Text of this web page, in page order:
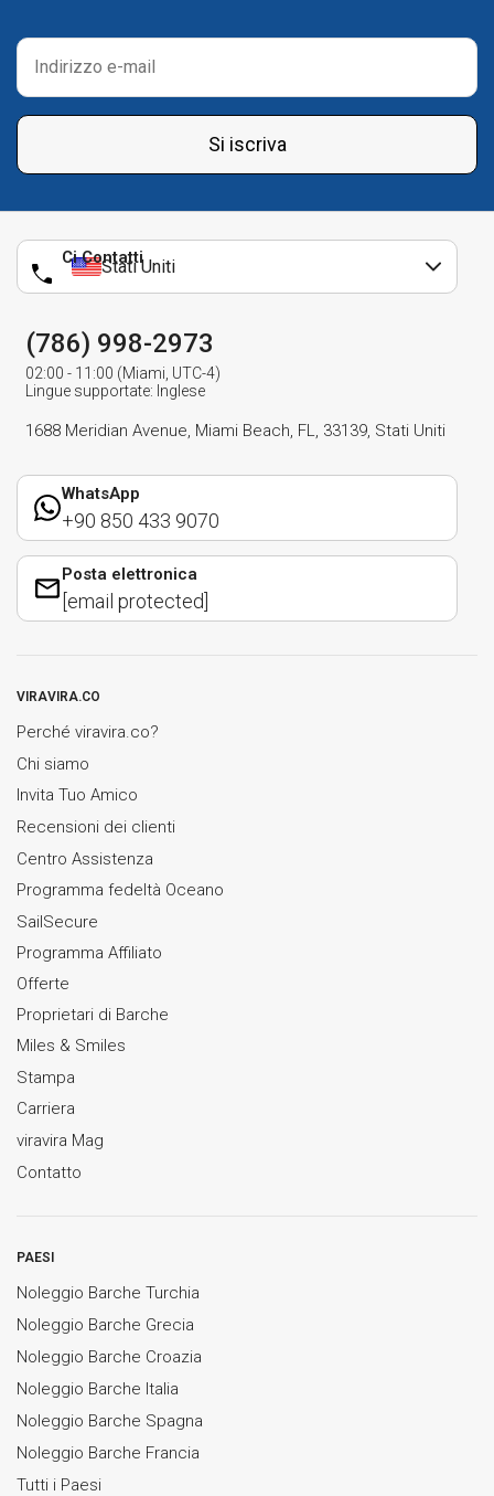
Si iscriva
Ci Contatti
Stati Uniti
(786) 998-2973
02:00 - 11:00 (Miami, UTC-4)
Lingue supportate: Inglese
1688 Meridian Avenue, Miami Beach, FL, 33139, Stati Uniti
WhatsApp
+90 850 433 9070
Posta elettronica
[email protected]
VIRAVIRA.CO
Perché viravira.co?
Chi siamo
Invita Tuo Amico
Recensioni dei clienti
Centro Assistenza
Programma fedeltà Oceano
SailSecure
Programma Affiliato
Offerte
Proprietari di Barche
Miles & Smiles
Stampa
Carriera
viravira Mag
Contatto
PAESI
Noleggio Barche Turchia
Noleggio Barche Grecia
Noleggio Barche Croazia
Noleggio Barche Italia
Noleggio Barche Spagna
Noleggio Barche Francia
Tutti i Paesi